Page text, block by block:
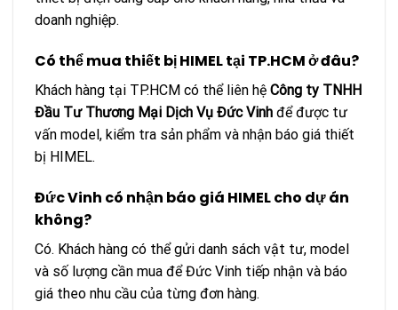
doanh nghiệp.
Có thể mua thiết bị HIMEL tại TP.HCM ở đâu?
Khách hàng tại TP.HCM có thể liên hệ Công ty TNHH
Đầu Tư Thương Mại Dịch Vụ Đức Vinh để được tư
vấn model, kiểm tra sản phẩm và nhận báo giá thiết
bị HIMEL.
Đức Vinh có nhận báo giá HIMEL cho dự án
không?
Có. Khách hàng có thể gửi danh sách vật tư, model
và số lượng cần mua để Đức Vinh tiếp nhận và báo
giá theo nhu cầu của từng đơn hàng.